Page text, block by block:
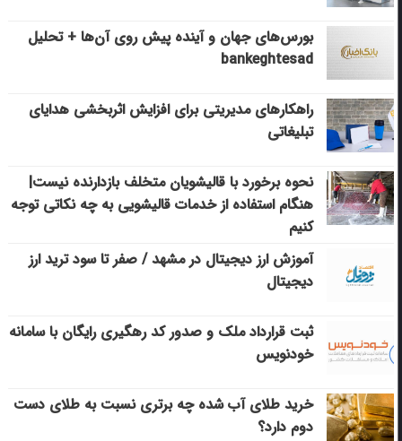
بورس‌های جهان و آینده پیش روی آن‌ها + تحلیل
bankeghtesad
راهکارهای مدیریتی برای افزایش اثربخشی هدایای
تبلیغاتی
نحوه برخورد با قالیشویان متخلف بازدارنده نیست|
هنگام استفاده از خدمات قالیشویی به چه نکاتی توجه
کنیم
آموزش ارز دیجیتال در مشهد / صفر تا سود ترید ارز
دیجیتال
ثبت قرارداد ملک و صدور کد رهگیری رایگان با سامانه
خودنویس
خرید طلای آب شده چه برتری نسبت به طلای دست
دوم دارد؟